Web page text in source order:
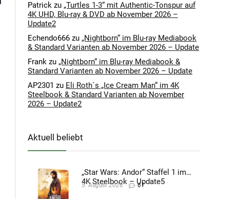
Patrick zu „Turtles 1-3“ mit Authentic-Tonspur auf
4K UHD, Blu-ray & DVD ab November 2026 –
Update2
Echendo666 zu „Nightborn“ im Blu-ray Mediabook
& Standard Varianten ab November 2026 – Update
Frank zu „Nightborn“ im Blu-ray Mediabook &
Standard Varianten ab November 2026 – Update
AP2301 zu Eli Roth´s „Ice Cream Man“ im 4K
Steelbook & Standard Varianten ab November
2026 – Update2
Aktuell beliebt
„Star Wars: Andor“ Staffel 1 im
4K Steelbook – Update5
5. August 2026 61